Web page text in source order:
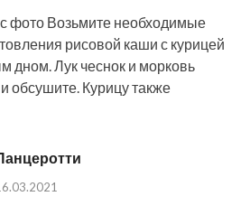
фото Возьмите необходимые
рисовой каши с курицей
дном. Лук чеснок и морковь
обсушите. Курицу также